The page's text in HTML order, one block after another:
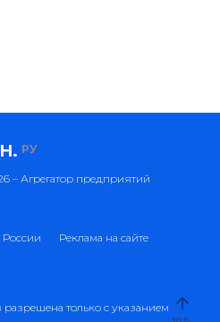
РУ
– Агрегатор предприятий
Реклама на сайте
разрешена только с указанием